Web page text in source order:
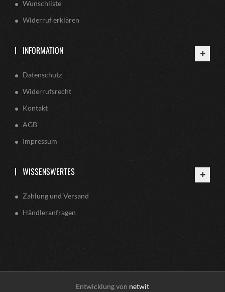
Wunschliste
Widerruf erklären
INFORMATION
Datenschutz
Widerrufsrecht
Kontakt
AGB
Impressum
WISSENSWERTES
Zahlung und Versand
Händleranfragen
Entwicklung von netwit